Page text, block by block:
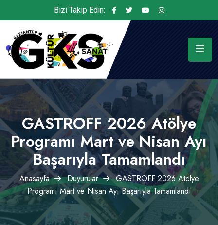
Bizi Takip Edin:
GASTROFF 2026 Atölye
Programı Mart ve Nisan Ayı
Başarıyla Tamamlandı
Anasayfa Duyurular
GASTROFF 2026 Atölye
Programı Mart ve Nisan Ayı Başarıyla Tamamlandı